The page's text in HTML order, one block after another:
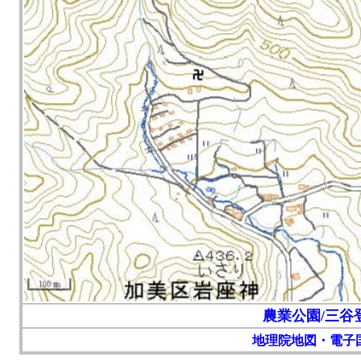
農業公園/三谷
地理院地図・電子